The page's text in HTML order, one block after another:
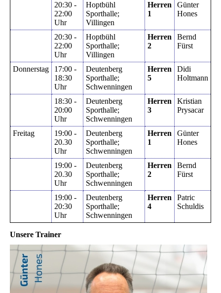
20:30 -
22:00
Uhr
Hoptbühl
Sporthalle;
Villingen
Herren
1
Günter
Hones
20:30 -
22:00
Uhr
Hoptbühl
Sporthalle;
Villingen
Herren
2
Bernd
Fürst
Donnerstag
17:00 -
18:30
Uhr
Deutenberg
Sporthalle;
Schwenningen
Herren
5
Didi
Holtmann
18:30 -
20:00
Uhr
Deutenberg
Sporthalle;
Schwenningen
Herren
3
Kristian
Prysacar
Freitag
19:00 -
20.30
Uhr
Deutenberg
Sporthalle;
Schwenningen
Herren
1
Günter
Hones
19:00 -
20.30
Uhr
Deutenberg
Sporthalle;
Schwenningen
Herren
2
Bernd
Fürst
19:00 -
20:30
Uhr
Deutenberg
Sporthalle;
Schwenningen
Herren
4
Patric
Schuldis
Unsere Trainer